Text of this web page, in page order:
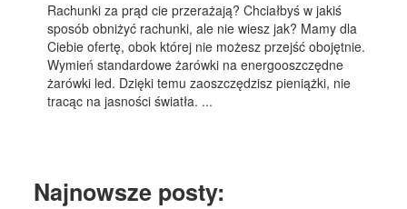
Rachunki za prąd cie przerażają? Chciałbyś w jakiś
sposób obniżyć rachunki, ale nie wiesz jak? Mamy dla
Ciebie ofertę, obok której nie możesz przejść obojętnie.
Wymień standardowe żarówki na energooszczędne
żarówki led. Dzięki temu zaoszczędzisz pieniążki, nie
tracąc na jasności światła. ...
Najnowsze posty: